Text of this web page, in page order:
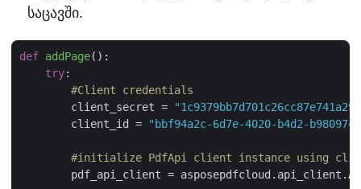
საცავში.
def addPage():
try:
#Client credentials
        client_secret =
        client_id =
"bbf94a2c-6d7e-4020-b4d2-
#initialize PdfApi client instance using
pdf_api_client =